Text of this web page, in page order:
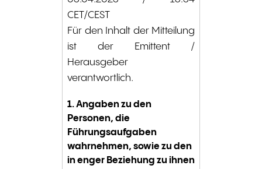
CET/CEST
Für den Inhalt der Mitteilung
ist der Emittent /
Herausgeber
verantwortlich.
1. Angaben zu den
Personen, die
Führungsaufgaben
wahrnehmen, sowie zu den
in enger Beziehung zu ihnen